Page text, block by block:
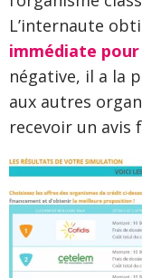
L’internaute
immédiate
négative, il a la
aux autres
recevoir un avis